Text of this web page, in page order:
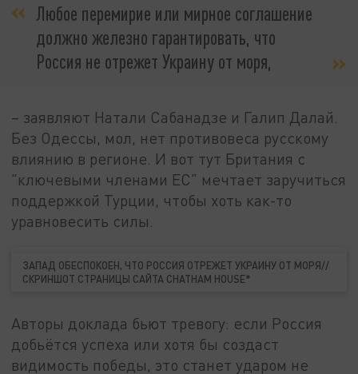
Любое перемирие или мирное соглашение
должно железно гарантировать, что
Россия не отрежет Украину от моря,
– заявляют Натали Сабанадзе и Галип Далай.
Без Одессы, мол, нет противовеса русскому
влиянию в регионе. И вот тут Британия с
"ключевыми членами ЕС" мечтает заручиться
поддержкой Турции, чтобы хоть как-то
уравновесить силы.
ЗАПАД ОБЕСПОКОЕН, ЧТО РОССИЯ ОТРЕЖЕТ УКРАИНУ ОТ МОРЯ//
СКРИНШОТ СТРАНИЦЫ САЙТА CHATHAM HOUSE*
Авторы доклада бьют тревогу: если Россия
добьётся успеха или хотя бы создаст
видимость победы, это станет ударом не